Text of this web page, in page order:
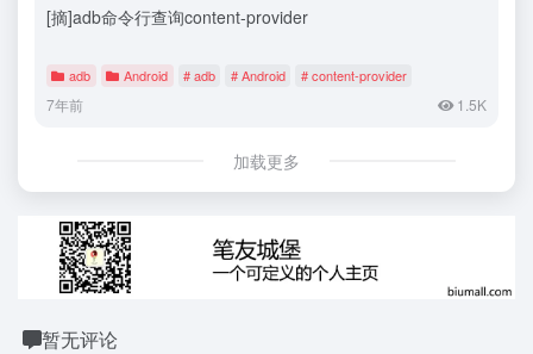
[摘]adb命令行查询content-provider
adb Android # adb # Android # content-provider
7年前 1.5K
加载更多
暂无评论